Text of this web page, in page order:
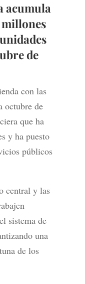
acumula
millones
de
con las
octubre de
que ha
y ha puesto
públicos
central y las
sistema de
una
de los